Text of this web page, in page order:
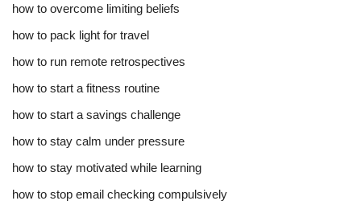
how to overcome limiting beliefs
how to pack light for travel
how to run remote retrospectives
how to start a fitness routine
how to start a savings challenge
how to stay calm under pressure
how to stay motivated while learning
how to stop email checking compulsively